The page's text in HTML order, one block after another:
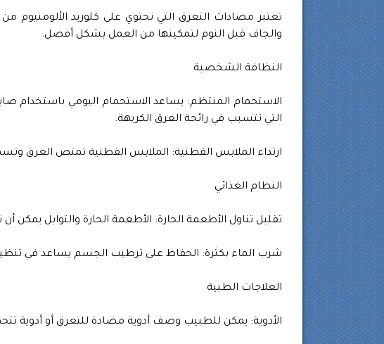
تعتبر مضادات التعرق التي تحتوي على كلوريد الألومنيوم
والجاف قبل النوم لتمكينها من العمل بشكل أفضل.
النظافة الشخصية
الاستحمام المنتظم: يساعد الاستحمام اليومي باستخدام
التي تتسبب في رائحة العرق الكريهة.
ارتداء الملابس القطنية: الملابس القطنية تمتص العرق
النظام الغذائي
تقليل تناول الأطعمة الحارة: الأطعمة الحارة والتوابل يمكن
شرب الماء بكثرة: الحفاظ على ترطيب الجسم يساعد في
العلاجات الطبية
الأدوية: يمكن للطبيب وصف أدوية مضادة للتعرق أو أدوية